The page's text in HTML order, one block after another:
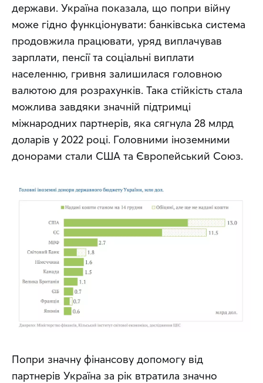
держави. Україна показала, що попри війну
може гідно функціонувати: банківська система
продовжила працювати, уряд виплачував
зарплати, пенсії та соціальні виплати
населенню, гривня залишилася головною
валютою для розрахунків. Така стійкість стала
можлива завдяки значній підтримці
міжнародних партнерів, яка сягнула 28 млрд
доларів у 2022 році. Головними іноземними
донорами стали США та Європейський Союз.
Попри значну фінансову допомогу від
партнерів Україна за рік втратила значно